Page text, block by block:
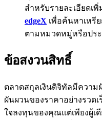
USDT New User
USDT Flexible
BTC New User
BTC Flexible Staking |
สำหรับรายละเอียดเพิ่
edgeX เพื่อค้นหาเหรี
ตามหมวดหมู่หรือปร
ข้อสงวนสิทธิ์
ตลาดสกุลเงินดิจิทัลมีความ
ผันผวนของราคาอย่างรวด
ใจลงทุนของคุณแต่เพียงผู้เ